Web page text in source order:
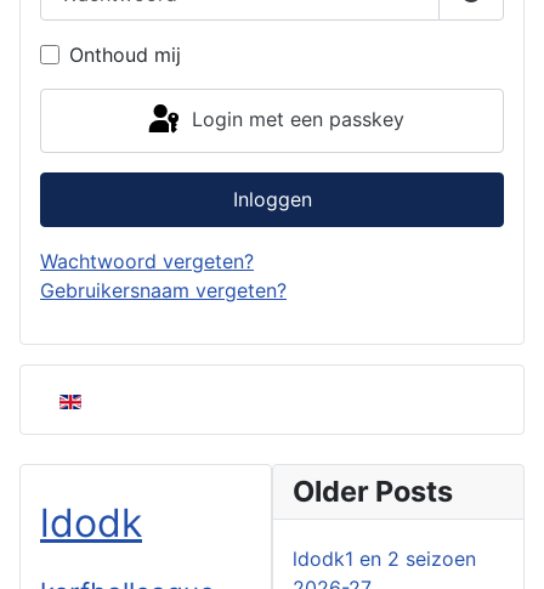
Toon
Onthoud mij
Login met een passkey
Inloggen
Wachtwoord vergeten?
Gebruikersnaam vergeten?
Selecteer de taal
ldodk
Older Posts
ldodk1 en 2 seizoen